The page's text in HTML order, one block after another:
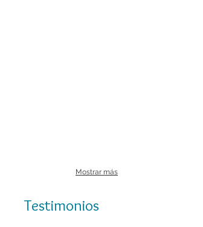
Mostrar más
Testimonios